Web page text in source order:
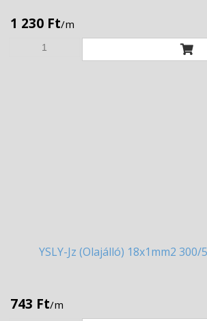
1 230 Ft/m
YSLY-Jz (Olajálló) 18x1mm2 300/
743 Ft/m